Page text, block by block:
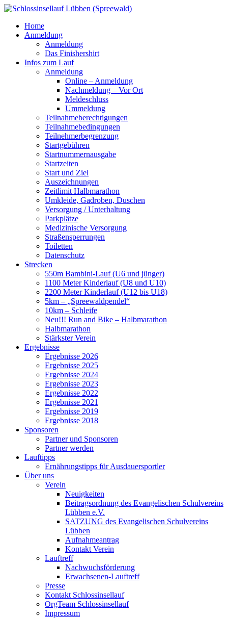
Home
Anmeldung
Anmeldung
Das Finishershirt
Infos zum Lauf
Anmeldung
Online – Anmeldung
Nachmeldung – Vor Ort
Meldeschluss
Ummeldung
Teilnahmeberechtigungen
Teilnahmebedingungen
Teilnehmerbegrenzung
Startgebühren
Startnummernausgabe
Startzeiten
Start und Ziel
Auszeichnungen
Zeitlimit Halbmarathon
Umkleide, Gadroben, Duschen
Versorgung / Unterhaltung
Parkplätze
Medizinische Versorgung
Straßensperrungen
Toiletten
Datenschutz
Strecken
550m Bambini-Lauf (U6 und jünger)
1100 Meter Kinderlauf (U8 und U10)
2200 Meter Kinderlauf (U12 bis U18)
5km – „Spreewaldpendel“
10km – Schleife
Neu!!! Run and Bike – Halbmarathon
Halbmarathon
Stärkster Verein
Ergebnisse
Ergebnisse 2026
Ergebnisse 2025
Ergebnisse 2024
Ergebnisse 2023
Ergebnisse 2022
Ergebnisse 2021
Ergebnisse 2019
Ergebnisse 2018
Sponsoren
Partner und Sponsoren
Partner werden
Lauftipps
Ernährungstipps für Ausdauersportler
Über uns
Verein
Neuigkeiten
Beitragsordnung des Evangelischen Schulvereins
Lübben e.V.
SATZUNG des Evangelischen Schulvereins
Lübben
Aufnahmeantrag
Kontakt Verein
Lauftreff
Nachwuchsförderung
Erwachsenen-Lauftreff
Presse
Kontakt Schlossinsellauf
OrgTeam Schlossinsellauf
Impressum